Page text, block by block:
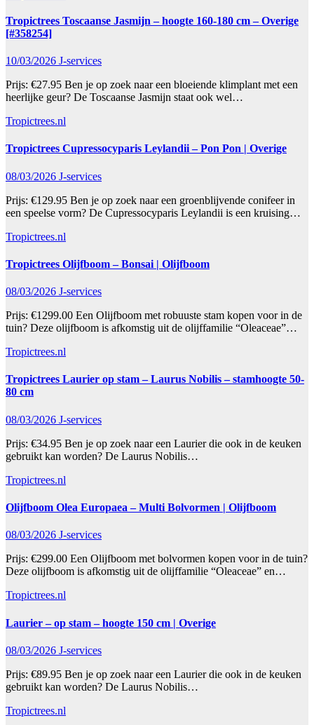
Tropictrees Toscaanse Jasmijn – hoogte 160-180 cm – Overige
[#358254]
10/03/2026 J-services
Prijs: €27.95 Ben je op zoek naar een bloeiende klimplant met een
heerlijke geur? De Toscaanse Jasmijn staat ook wel…
Tropictrees.nl
Tropictrees Cupressocyparis Leylandii – Pon Pon | Overige
08/03/2026 J-services
Prijs: €129.95 Ben je op zoek naar een groenblijvende conifeer in
een speelse vorm? De Cupressocyparis Leylandii is een kruising…
Tropictrees.nl
Tropictrees Olijfboom – Bonsai | Olijfboom
08/03/2026 J-services
Prijs: €1299.00 Een Olijfboom met robuuste stam kopen voor in de
tuin? Deze olijfboom is afkomstig uit de olijffamilie “Oleaceae”…
Tropictrees.nl
Tropictrees Laurier op stam – Laurus Nobilis – stamhoogte 50-
80 cm
08/03/2026 J-services
Prijs: €34.95 Ben je op zoek naar een Laurier die ook in de keuken
gebruikt kan worden? De Laurus Nobilis…
Tropictrees.nl
Olijfboom Olea Europaea – Multi Bolvormen | Olijfboom
08/03/2026 J-services
Prijs: €299.00 Een Olijfboom met bolvormen kopen voor in de tuin?
Deze olijfboom is afkomstig uit de olijffamilie “Oleaceae” en…
Tropictrees.nl
Laurier – op stam – hoogte 150 cm | Overige
08/03/2026 J-services
Prijs: €89.95 Ben je op zoek naar een Laurier die ook in de keuken
gebruikt kan worden? De Laurus Nobilis…
Tropictrees.nl